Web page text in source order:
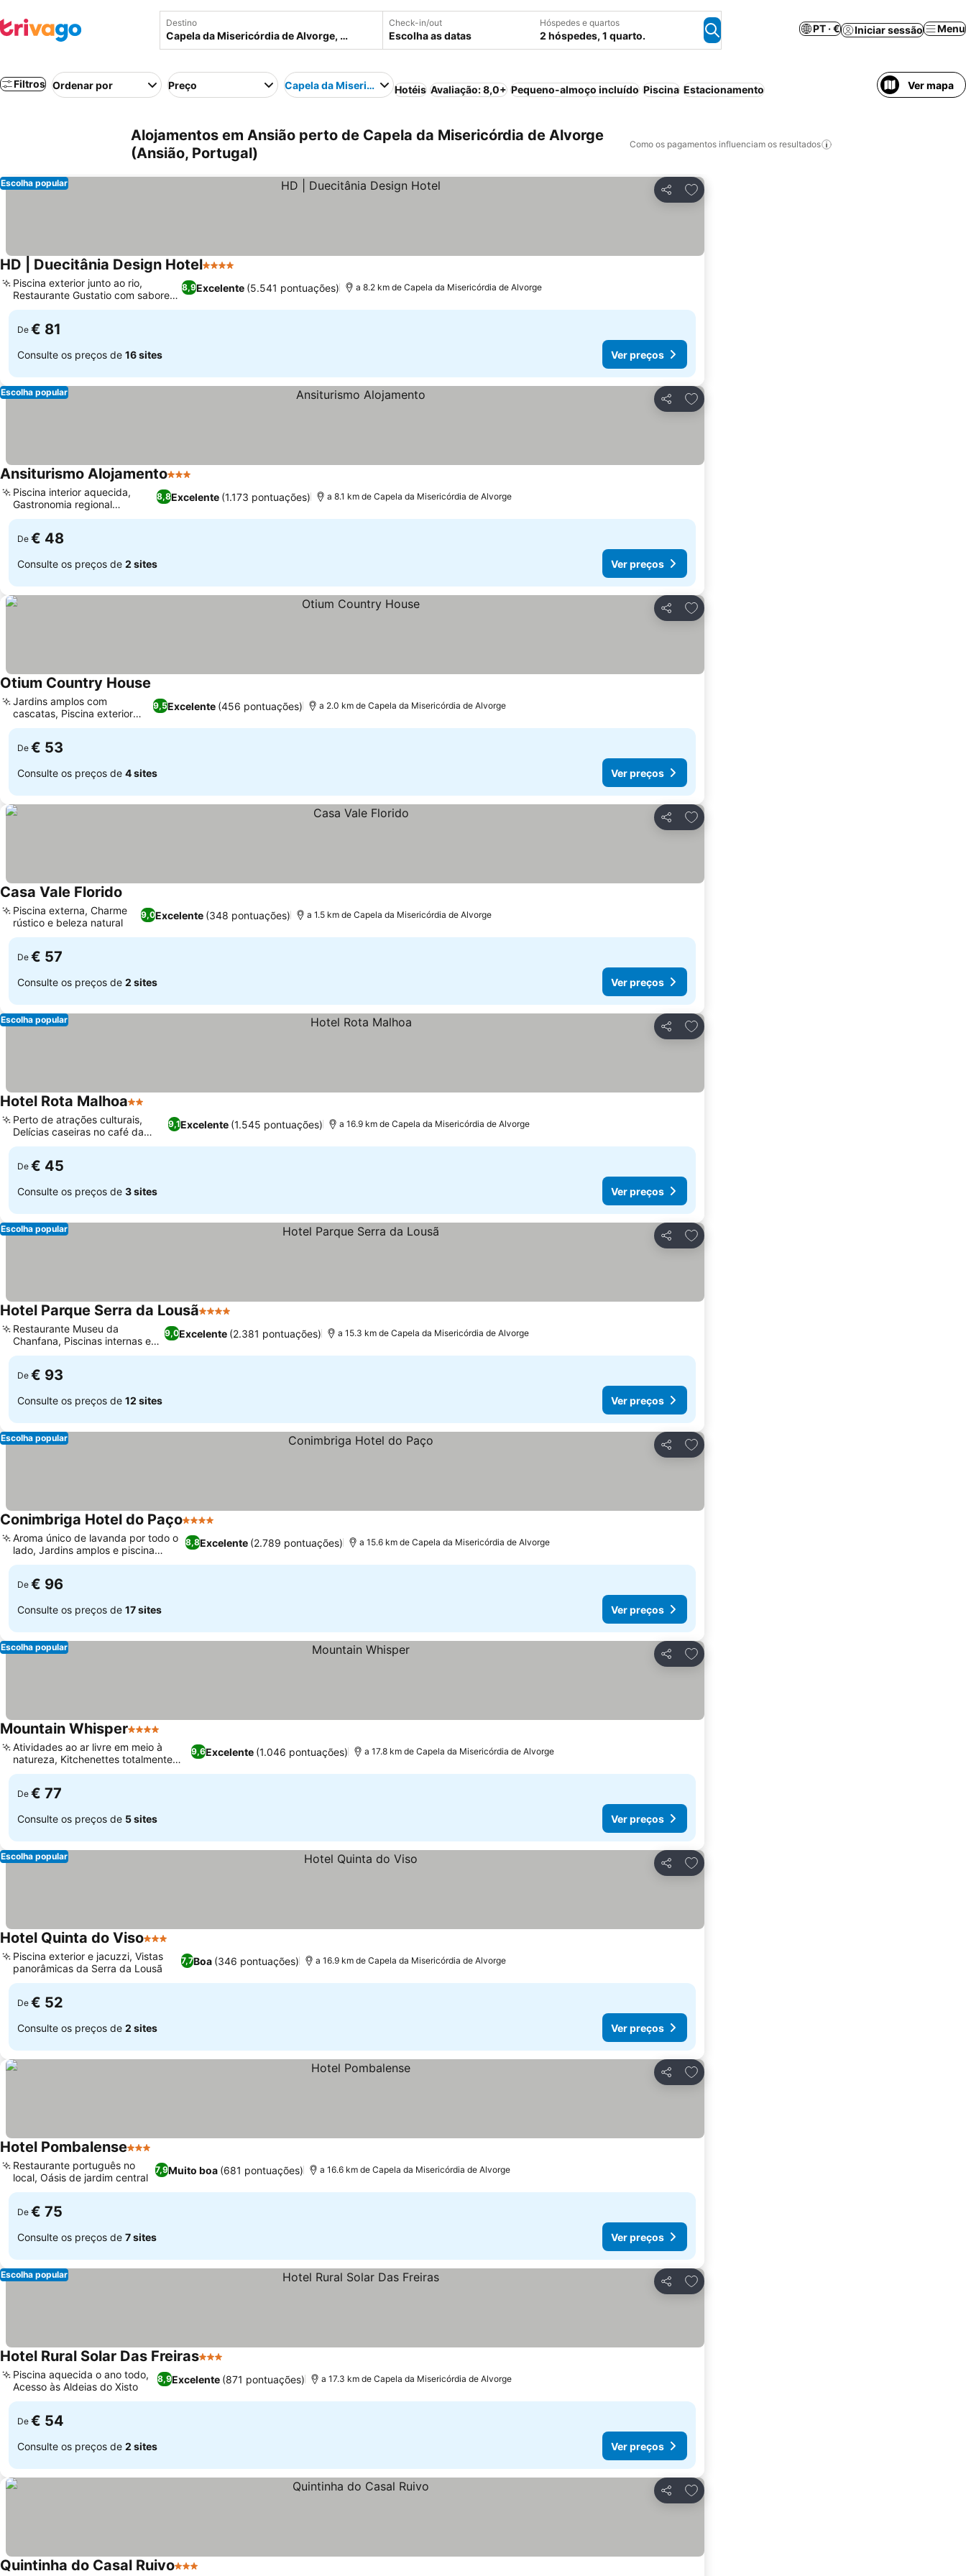
Destino Check-in/out
Escolha as datas
Hóspedes e quartos
2 hóspedes, 1 quarto.
PT · € Iniciar sessão Menu
Filtros Ordenar por Preço Capela da Misericórdia de Alvorge
Hotéis Avaliação: 8,0+ Pequeno-almoço incluído Piscina Estacionamento Ver mapa
Alojamentos em Ansião perto de Capela da Misericórdia de Alvorge
(Ansião, Portugal)
Como os pagamentos influenciam os resultados
Partilhar
Adicionar aos favoritos
Escolha popular
HD | Duecitânia Design Hotel4 Estrelas
8,9Excelente (5.541 pontuações)
Piscina exterior junto ao rio,
Restaurante Gustatio com sabores
romanos
a 8.2 km de Capela da Misericórdia de Alvorge
De € 81
Consulte os preços de 16 sites Ver preços
Partilhar
Adicionar aos favoritos
Escolha popular
Ansiturismo Alojamento3 Estrelas
8,8Excelente (1.173 pontuações)
Piscina interior aquecida,
Gastronomia regional
autêntica
a 8.1 km de Capela da Misericórdia de Alvorge
De € 48
Consulte os preços de 2 sites Ver preços
Partilhar
Adicionar aos favoritos
Otium Country House
9,5Excelente (456 pontuações)
Jardins amplos com
cascatas, Piscina exterior
sazonal
a 2.0 km de Capela da Misericórdia de Alvorge
De € 53
Consulte os preços de 4 sites Ver preços
Partilhar
Adicionar aos favoritos
Casa Vale Florido
9,0Excelente (348 pontuações)
Piscina externa, Charme
rústico e beleza natural
a 1.5 km de Capela da Misericórdia de Alvorge
De € 57
Consulte os preços de 2 sites Ver preços
Partilhar
Adicionar aos favoritos
Escolha popular
Hotel Rota Malhoa2 Estrelas
9,1Excelente (1.545 pontuações)
Perto de atrações culturais,
Delícias caseiras no café da
manhã
a 16.9 km de Capela da Misericórdia de Alvorge
De € 45
Consulte os preços de 3 sites Ver preços
Partilhar
Adicionar aos favoritos
Escolha popular
Hotel Parque Serra da Lousã4 Estrelas
9,0Excelente (2.381 pontuações)
Restaurante Museu da
Chanfana, Piscinas internas e
externas
a 15.3 km de Capela da Misericórdia de Alvorge
De € 93
Consulte os preços de 12 sites Ver preços
Partilhar
Adicionar aos favoritos
Escolha popular
Conimbriga Hotel do Paço4 Estrelas
8,8Excelente (2.789 pontuações)
Aroma único de lavanda por todo o
lado, Jardins amplos e piscina
exterior
a 15.6 km de Capela da Misericórdia de Alvorge
De € 96
Consulte os preços de 17 sites Ver preços
Partilhar
Adicionar aos favoritos
Escolha popular
Mountain Whisper4 Estrelas
9,6Excelente (1.046 pontuações)
Atividades ao ar livre em meio à
natureza, Kitchenettes totalmente
equipadas
a 17.8 km de Capela da Misericórdia de Alvorge
De € 77
Consulte os preços de 5 sites Ver preços
Partilhar
Adicionar aos favoritos
Escolha popular
Hotel Quinta do Viso3 Estrelas
7,7Boa (346 pontuações)
Piscina exterior e jacuzzi, Vistas
panorâmicas da Serra da Lousã
a 16.9 km de Capela da Misericórdia de Alvorge
De € 52
Consulte os preços de 2 sites Ver preços
Partilhar
Adicionar aos favoritos
Hotel Pombalense3 Estrelas
7,9Muito boa (681 pontuações)
Restaurante português no
local, Oásis de jardim central
a 16.6 km de Capela da Misericórdia de Alvorge
De € 75
Consulte os preços de 7 sites Ver preços
Partilhar
Adicionar aos favoritos
Escolha popular
Hotel Rural Solar Das Freiras3 Estrelas
8,9Excelente (871 pontuações)
Piscina aquecida o ano todo,
Acesso às Aldeias do Xisto
a 17.3 km de Capela da Misericórdia de Alvorge
De € 54
Consulte os preços de 2 sites Ver preços
Partilhar
Adicionar aos favoritos
Quintinha do Casal Ruivo3 Estrelas